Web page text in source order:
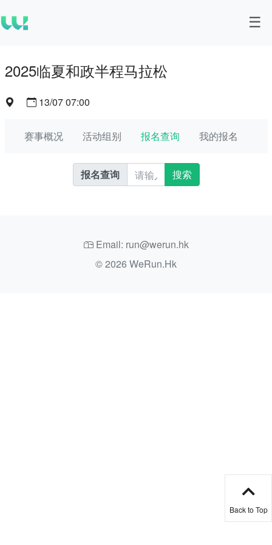
2025临夏和政半程马拉松
13/07 07:00
赛事概况 活动组别 报名查询 我的报名
报名查询 搜索
Email: run@werun.hk
© 2026 WeRun.Hk
Back to Top